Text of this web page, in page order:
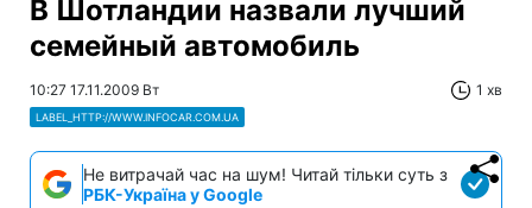
В Шотландии назвали лучший
семейный автомобиль
10:27 17.11.2009 Вт 1 хв
LABEL_HTTP://WWW.INFOCAR.COM.UA
Не витрачай час на шум! Читай тільки суть з
РБК-Україна у Google